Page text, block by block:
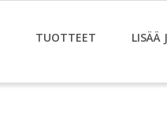
TUOTTEET LISÄÄ